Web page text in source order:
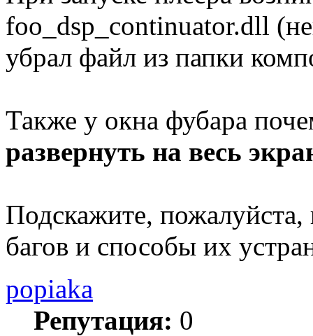
foo_dsp_continuator.dll
убрал файл из папки
Также у окна фубара
развернуть на весь
Подскажите,
багов и способы их
popiaka
Репутация: 0